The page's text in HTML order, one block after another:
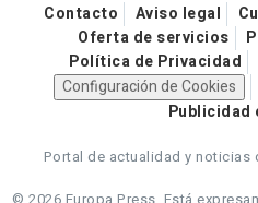
Contacto Aviso legal
Oferta de servicios
Política de Privacidad
Configuración de Cookies
Publicidad
Portal de actualidad y noticias